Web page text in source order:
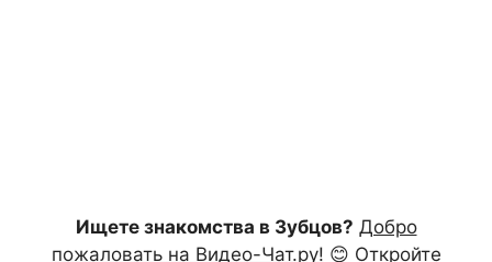
Ищете знакомства в Зубцов? Добро
пожаловать на Видео-Чат.ру! 😊 Откройте